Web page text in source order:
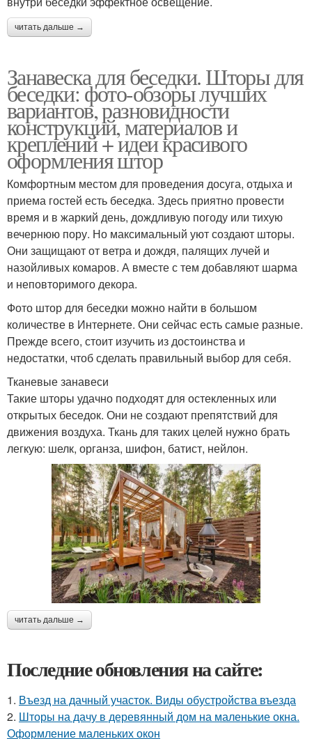
читать дальше →
Занавеска для беседки. Шторы для
беседки: фото-обзоры лучших
вариантов, разновидности
конструкций, материалов и
креплений + идеи красивого
оформления штор
Комфортным местом для проведения досуга, отдыха и
приема гостей есть беседка. Здесь приятно провести
время и в жаркий день, дождливую погоду или тихую
вечернюю пору. Но максимальный уют создают шторы.
Они защищают от ветра и дождя, палящих лучей и
назойливых комаров. А вместе с тем добавляют шарма
и неповторимого декора.
Фото штор для беседки можно найти в большом
количестве в Интернете. Они сейчас есть самые разные.
Прежде всего, стоит изучить из достоинства и
недостатки, чтоб сделать правильный выбор для себя.
Тканевые занавеси
Такие шторы удачно подходят для остекленных или
открытых беседок. Они не создают препятствий для
движения воздуха. Ткань для таких целей нужно брать
легкую: шелк, органза, шифон, батист, нейлон.
читать дальше →
Последние обновления на сайте:
1. Въезд на дачный участок. Виды обустройства въезда
2. Шторы на дачу в деревянный дом на маленькие окна.
Оформление маленьких окон